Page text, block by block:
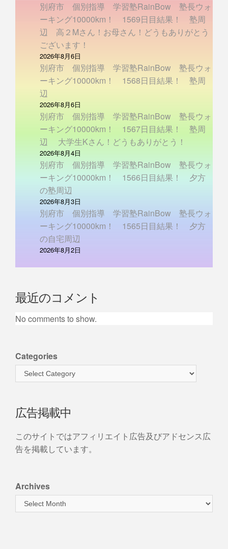
別府市 個別指導 学習塾RainBow 塾長ウォ
ーキング10000km！ 1569日目結果！ 塾周
辺 高２Mさん！お母さん！どうもありがとう
ございます！
2026年8月6日
別府市 個別指導 学習塾RainBow 塾長ウォ
ーキング10000km！ 1568日目結果！ 塾周
辺
2026年8月6日
別府市 個別指導 学習塾RainBow 塾長ウォ
ーキング10000km！ 1567日目結果！ 塾周
辺 大学生Kさん！どうもありがとう！
2026年8月4日
別府市 個別指導 学習塾RainBow 塾長ウォ
ーキング10000km！ 1566日目結果！ 夕方
の塾周辺
2026年8月3日
別府市 個別指導 学習塾RainBow 塾長ウォ
ーキング10000km！ 1565日目結果！ 夕方
の自宅周辺
2026年8月2日
最近のコメント
No comments to show.
Categories
広告掲載中
このサイトではアフィリエイト広告及びアドセンス広
告を掲載しています。
Archives